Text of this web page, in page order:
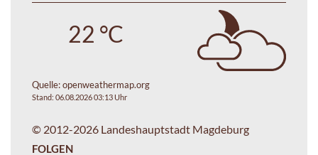
22 °C
Quelle:openweathermap.org
Stand: 06.08.2026 03:13 Uhr
© 2012-2026 Landeshauptstadt Magdeburg
FOLGEN